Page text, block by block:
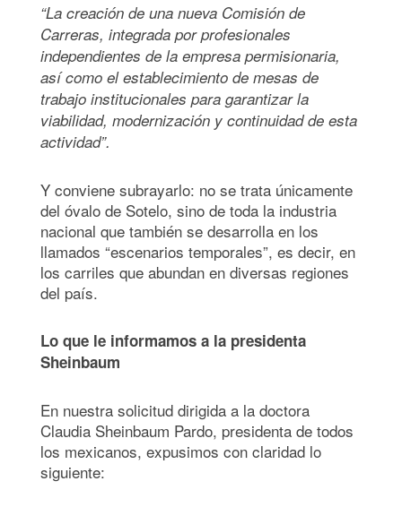
“La creación de una nueva Comisión de
Carreras, integrada por profesionales
independientes de la empresa permisionaria,
así como el establecimiento de mesas de
trabajo institucionales para garantizar la
viabilidad, modernización y continuidad de esta
actividad”.
Y conviene subrayarlo: no se trata únicamente
del óvalo de Sotelo, sino de toda la industria
nacional que también se desarrolla en los
llamados “escenarios temporales”, es decir, en
los carriles que abundan en diversas regiones
del país.
Lo que le informamos a la presidenta
Sheinbaum
En nuestra solicitud dirigida a la doctora
Claudia Sheinbaum Pardo, presidenta de todos
los mexicanos, expusimos con claridad lo
siguiente: